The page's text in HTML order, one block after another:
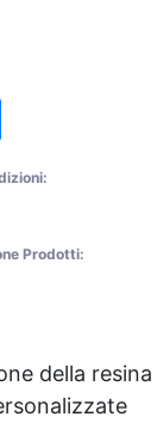
Prodotti:
della